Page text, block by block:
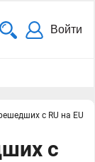
Войти
с RU на EU
с